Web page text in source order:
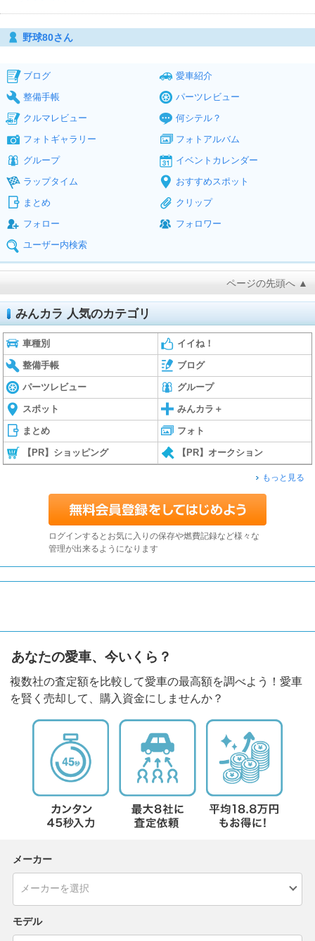
野球80さん
ブログ
愛車紹介
整備手帳
パーツレビュー
クルマレビュー
何シテル？
フォトギャラリー
フォトアルバム
グループ
イベントカレンダー
ラップタイム
おすすめスポット
まとめ
クリップ
フォロー
フォロワー
ユーザー内検索
ページの先頭へ ▲
みんカラ 人気のカテゴリ
車種別 イイね！
整備手帳 ブログ
パーツレビュー グループ
スポット みんカラ＋
まとめ フォト
【PR】ショッピング 【PR】オークション
もっと見る
ログインするとお気に入りの保存や燃費記録など様々な
管理が出来るようになります
あなたの愛車、今いくら？
複数社の査定額を比較して愛車の最高額を調べよう！愛車
を賢く売却して、購入資金にしませんか？
メーカー
モデル